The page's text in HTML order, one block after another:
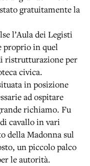
gratuitamente la
l’Aula dei Legisti
proprio in quel
ristrutturazione per
civica.
in posizione
ad ospitare
richiamo. Fu
cavallo in vari
della Madonna sul
un piccolo palco
le autorità.